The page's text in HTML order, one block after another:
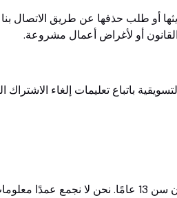
أو لأغراض أعمال مشروعة.
باتباع تعليمات إلغاء
موقعنا وخدماتنا غير مخصصة للأطفال دون سن